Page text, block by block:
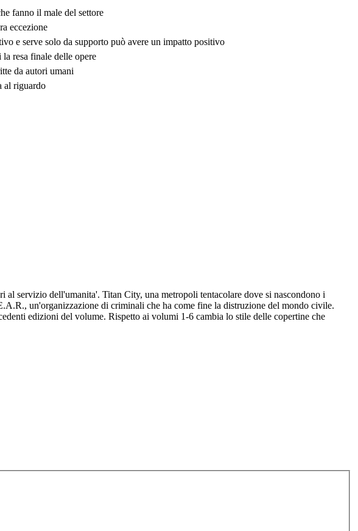
fanno il male del settore
eccezione
e serve solo da supporto può avere un impatto positivo
resa finale delle opere
da autori umani
al riguardo
al servizio dell'umanita'. Titan City, una metropoli tentacolare dove si nascondono i
un'organizzazione di criminali che ha come fine la distruzione del mondo civile.
edizioni del volume. Rispetto ai volumi 1-6 cambia lo stile delle copertine che